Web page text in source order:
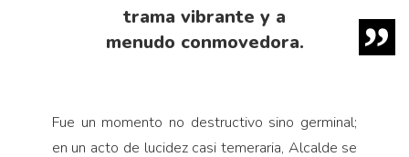
trama vibrante y a
menudo conmovedora.
Fue un momento no destructivo sino germinal;
en un acto de lucidez casi temeraria, Alcalde se